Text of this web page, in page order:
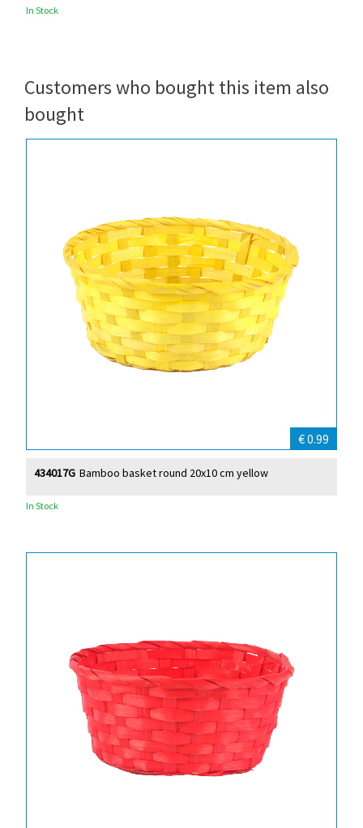
In Stock
Customers who bought this item also
bought
€ 0.99
Bamboo basket round 20x10 cm yellow
434017G
In Stock